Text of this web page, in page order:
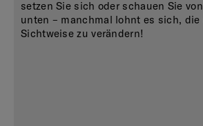
setzen Sie sich oder schauen Sie
unten – manchmal lohnt es sich, die
Sichtweise zu verändern!